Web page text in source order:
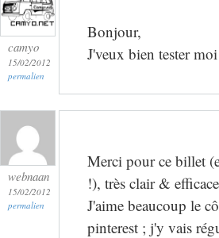
camyo
15/02/2012
permalien
Bonjour,
J'veux bien tester
webnaan
15/02/2012
permalien
Merci pour ce billet
!), très clair &
J'aime beaucoup le
pinterest ; j'y vais